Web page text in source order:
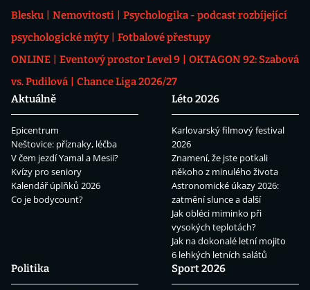
Blesku
Nemovitosti
Psychologika - podcast rozbíjející
psychologické mýty
Fotbalové přestupy
ONLINE
Eventový prostor Level 9
OKTAGON 92: Szabová
vs. Pudilová
Chance Liga 2026/27
Aktuálně
Epicentrum
Neštovice: příznaky, léčba
V čem jezdí Yamal a Mesii?
Kvízy pro seniory
Kalendář úplňků 2026
Co je bodycount?
Léto 2026
Karlovarský filmový festival
2026
Znamení, že jste potkali
někoho z minulého života
Astronomické úkazy 2026:
zatmění slunce a další
Jak obléci miminko při
vysokých teplotách?
Jak na dokonalé letní mojito
6 lehkých letních salátů
Politika
Sport 2026